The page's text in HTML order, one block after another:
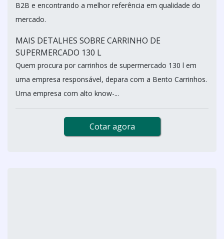
B2B e encontrando a melhor referência em qualidade do
mercado.
MAIS DETALHES SOBRE CARRINHO DE
SUPERMERCADO 130 L
Quem procura por carrinhos de supermercado 130 l em
uma empresa responsável, depara com a Bento Carrinhos.
Uma empresa com alto know-...
Cotar agora